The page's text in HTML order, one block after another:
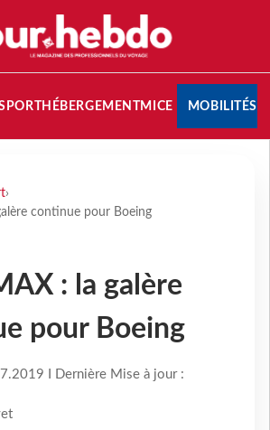
HÉBERGEMENTMICE MOBILITÉS
›
continue pour Boeing
: la galère
pour Boeing
I Dernière Mise à jour :